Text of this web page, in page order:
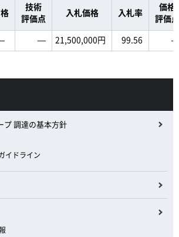
技術
評価点
入札価格 入札率
価格
評価点
― 21,500,000円 99.56 ―
プ 調達の基本方針
イドライン